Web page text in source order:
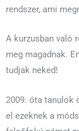
rendszer, ami
A kurzusban való
meg magadnak.
tudjak neked!
2009. óta tanulok
el ezeknek a